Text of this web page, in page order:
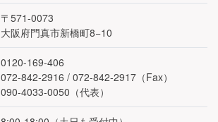
〒571-0073
大阪府門真市新橋町8−10
0120-169-406
072-842-2916 / 072-842-2917（Fax）
090-4033-0050 （代表）